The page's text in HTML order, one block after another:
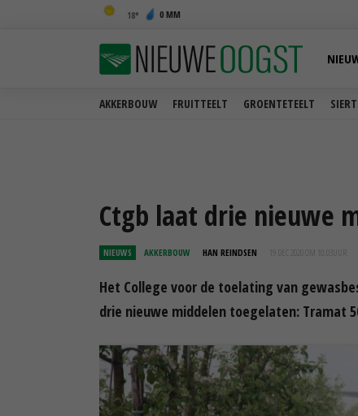
18 0 MM
AKKERBOUW FRUITTEELT GROENTETEELT
Ctgb laat drie nieuwe
NIEUWS AKKERBOUW HAN REINDSEN 19 DEC 2020 OM 10:03
Het College voor de toelating van
drie nieuwe middelen toegelaten: Tramat